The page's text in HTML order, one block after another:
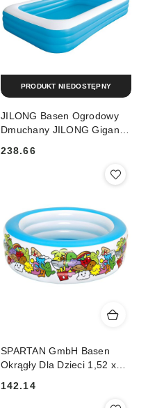
JILONG Basen Ogrodowy
Dmuchany JILONG Gigant
Cena:
238.66
PRODUKT NIEDOSTĘPNY
SPARTAN GmbH Basen
Okrągły Dla Dzieci 1,52 x
142.14